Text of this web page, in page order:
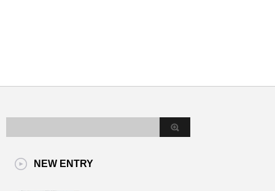
NEW ENTRY